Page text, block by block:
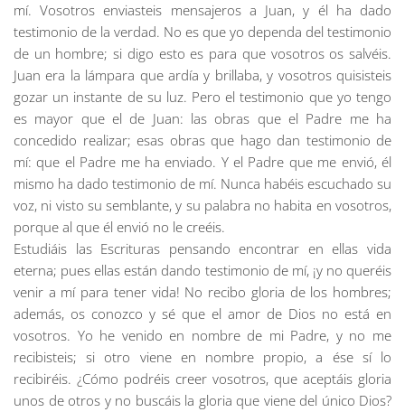
mí. Vosotros enviasteis mensajeros a Juan, y él ha dado
testimonio de la verdad. No es que yo dependa del testimonio
de un hombre; si digo esto es para que vosotros os salvéis.
Juan era la lámpara que ardía y brillaba, y vosotros quisisteis
gozar un instante de su luz. Pero el testimonio que yo tengo
es mayor que el de Juan: las obras que el Padre me ha
concedido realizar; esas obras que hago dan testimonio de
mí: que el Padre me ha enviado. Y el Padre que me envió, él
mismo ha dado testimonio de mí. Nunca habéis escuchado su
voz, ni visto su semblante, y su palabra no habita en vosotros,
porque al que él envió no le creéis.
Estudiáis las Escrituras pensando encontrar en ellas vida
eterna; pues ellas están dando testimonio de mí, ¡y no queréis
venir a mí para tener vida! No recibo gloria de los hombres;
además, os conozco y sé que el amor de Dios no está en
vosotros. Yo he venido en nombre de mi Padre, y no me
recibisteis; si otro viene en nombre propio, a ése sí lo
recibiréis. ¿Cómo podréis creer vosotros, que aceptáis gloria
unos de otros y no buscáis la gloria que viene del único Dios?